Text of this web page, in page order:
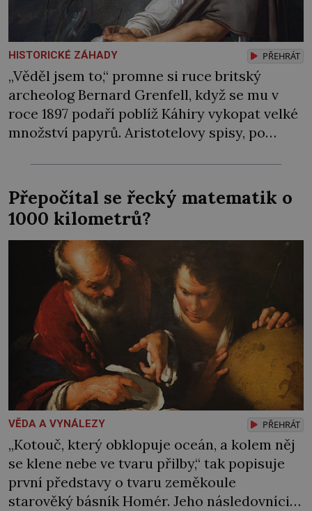
HISTORICKÉ ZÁHADY PŘEHRÁT
„Věděl jsem to,“ promne si ruce britský
archeolog Bernard Grenfell, když se mu v
roce 1897 podaří poblíž Káhiry vykopat velké
množství papyrů. Aristotelovy spisy, po
nejsou. Po těch jako by se slehla zem. Na
čele filozofa Aristotela (384–322 př. n. l.) se
rýsují drobné vrásky. Od rána […]
Přepočítal se řecký matematik o
1000 kilometrů?
VĚDA A VYNÁLEZY PŘEHRÁT
„Kotouč, který obklopuje oceán, a kolem něj
se klene nebe ve tvaru přilby,“ tak popisuje
první představy o tvaru zeměkoule
starověký básník Homér. Jeho následovníci